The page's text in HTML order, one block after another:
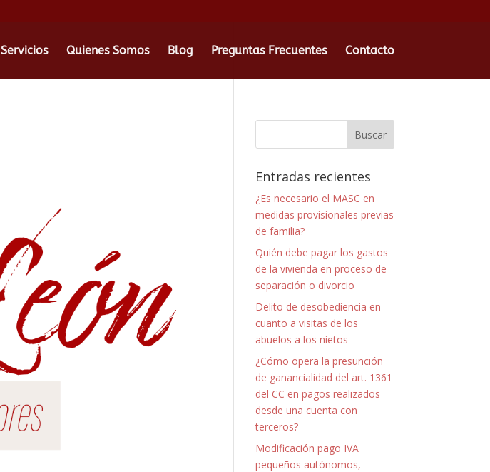
Servicios Quienes Somos Blog Preguntas Frecuentes Contacto
Entradas recientes
¿Es necesario el MASC en
medidas provisionales previas
de familia?
Quién debe pagar los gastos
de la vivienda en proceso de
separación o divorcio
Delito de desobediencia en
cuanto a visitas de los
abuelos a los nietos
¿Cómo opera la presunción
de ganancialidad del art. 1361
del CC en pagos realizados
desde una cuenta con
terceros?
Modificación pago IVA
pequeños autónomos,